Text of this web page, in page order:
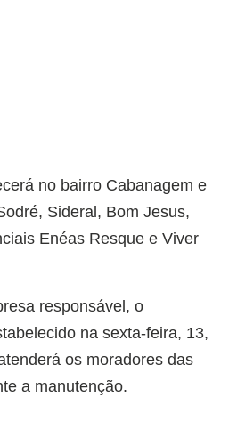
no bairro Cabanagem e
Sideral, Bom Jesus,
Enéas Resque e Viver
responsável, o
na sexta-feira, 13,
os moradores das
a manutenção.